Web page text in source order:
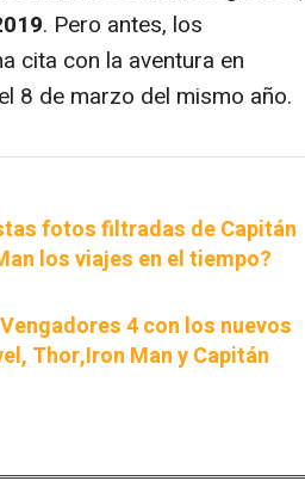
. Pero antes, los
cita con la aventura en
8 de marzo del mismo año.
fotos filtradas de Capitán
los viajes en el tiempo?
4 con los nuevos
Thor,Iron Man y Capitán